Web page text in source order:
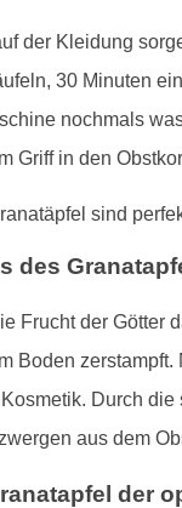
der Kleidung
30 Minuten
nochmals
Griff in den
des
Frucht der
Boden
Durch
aus dem
der